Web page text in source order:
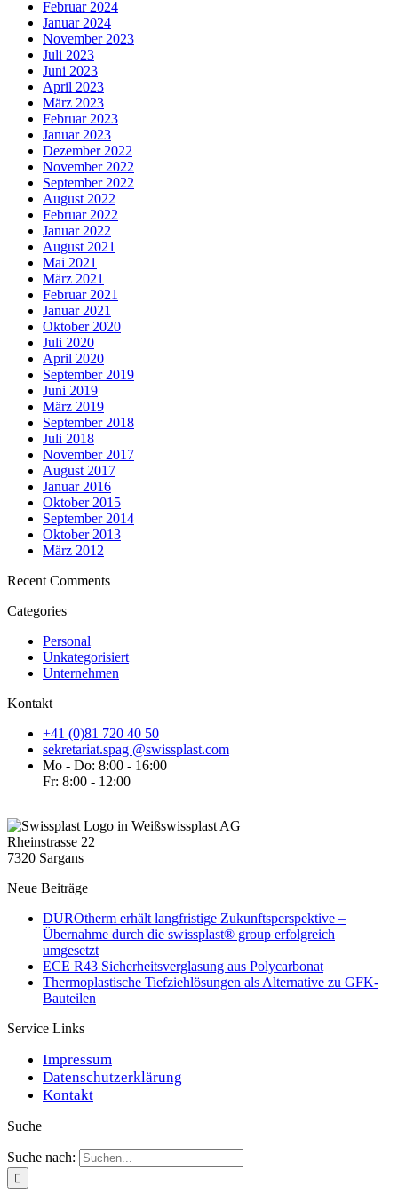
Februar 2024
Januar 2024
November 2023
Juli 2023
Juni 2023
April 2023
März 2023
Februar 2023
Januar 2023
Dezember 2022
November 2022
September 2022
August 2022
Februar 2022
Januar 2022
August 2021
Mai 2021
März 2021
Februar 2021
Januar 2021
Oktober 2020
Juli 2020
April 2020
September 2019
Juni 2019
März 2019
September 2018
Juli 2018
November 2017
August 2017
Januar 2016
Oktober 2015
September 2014
Oktober 2013
März 2012
Recent Comments
Categories
Personal
Unkategorisiert
Unternehmen
Kontakt
+41 (0)81 720 40 50
sekretariat.spag @swissplast.com
Mo - Do: 8:00 - 16:00
Fr: 8:00 - 12:00
swissplast AG
Rheinstrasse 22
7320 Sargans
Neue Beiträge
DUROtherm erhält langfristige Zukunftsperspektive –
Übernahme durch die swissplast® group erfolgreich
umgesetzt
ECE R43 Sicherheitsverglasung aus Polycarbonat
Thermoplastische Tiefziehlösungen als Alternative zu GFK-
Bauteilen
Service Links
Impressum
Datenschutzerklärung
Kontakt
Suche
Suche nach: